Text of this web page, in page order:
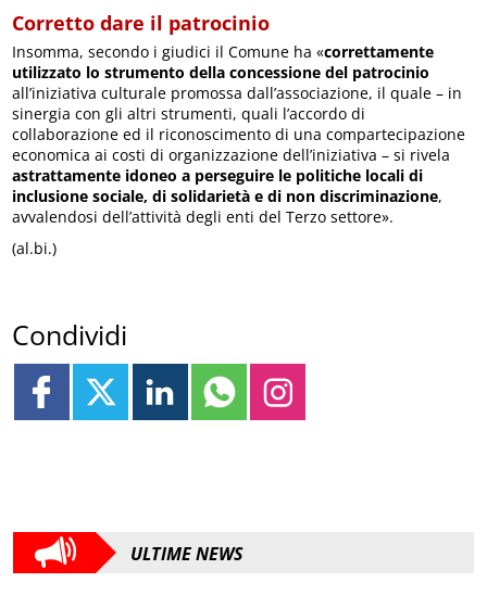
Corretto dare il patrocinio
Insomma, secondo i giudici il Comune ha «correttamente
utilizzato lo strumento della concessione del patrocinio
all’iniziativa culturale promossa dall’associazione, il quale – in
sinergia con gli altri strumenti, quali l’accordo di
collaborazione ed il riconoscimento di una compartecipazione
economica ai costi di organizzazione dell’iniziativa – si rivela
astrattamente idoneo a perseguire le politiche locali di
inclusione sociale, di solidarietà e di non discriminazione,
avvalendosi dell’attività degli enti del Terzo settore».
(al.bi.)
Condividi
ULTIME NEWS